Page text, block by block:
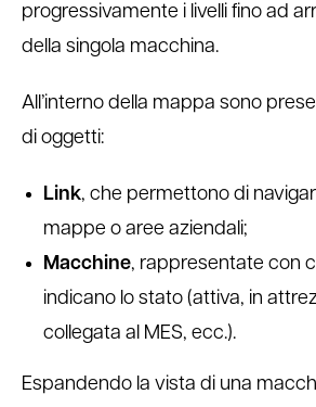
progressivamente i livelli fino ad
della singola macchina.
All’interno della mappa sono
di oggetti:
Link, che permettono di
mappe o aree aziendali;
Macchine, rappresentate con
indicano lo stato (attiva, in
collegata al MES, ecc.).
Espandendo la vista di una